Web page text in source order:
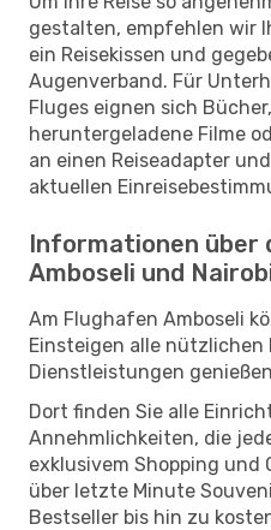
gestalten, empfehlen wir
ein Reisekissen und
Augenverband. Für
Fluges eignen sich
heruntergeladene Filme
an einen Reiseadapter
aktuellen
Informationen über
Amboseli und
Am Flughafen Amboseli
Einsteigen alle
Dienstleistungen
Dort finden Sie alle
Annehmlichkeiten, die
exklusivem Shopping
über letzte Minute
Bestseller bis hin zu